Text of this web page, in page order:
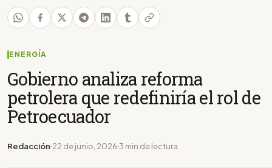
ENERGÍA
Gobierno analiza reforma
petrolera que redefiniría el rol de
Petroecuador
Redacción 22 de junio, 2026 3 min de lectura